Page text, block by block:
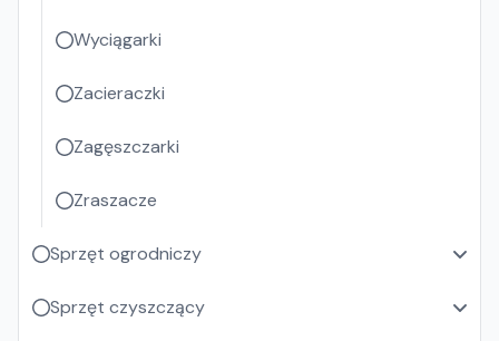
Wyciągarki
Zacieraczki
Zagęszczarki
Zraszacze
Sprzęt ogrodniczy
Sprzęt czyszczący